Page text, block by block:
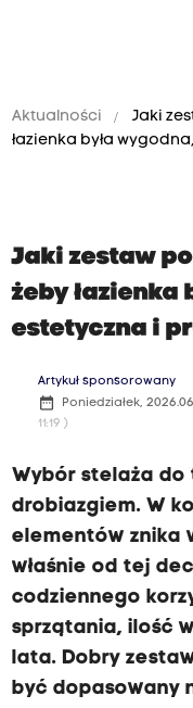
Aktualności
Jaki
łazienka była
Jaki zestaw
żeby łazienka
estetyczna i
Artykuł sponsorowany
date_range Poniedziałek,
11:19 )
Wybór stelaża
drobiazgiem. W
elementów znika
właśnie od tej
codziennego
sprzątania, ilość
lata. Dobry
być dopasowany